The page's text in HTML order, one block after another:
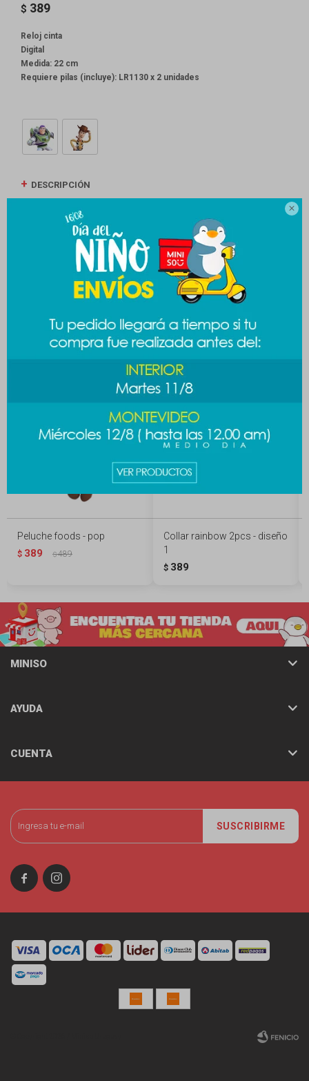

$ 389
Reloj cinta
Digital
Medida: 22 cm
Requiere pilas (incluye): LR1130 x 2 unidades
DESCRIPCIÓN
CAMBIOS Y DEVOLUCIONES
MEDIOS DE PAGO
Productos que te pueden interesar
Peluche foods - pop
$ 389 $489
Collar rainbow 2pcs - diseño
1
$ 389
SUSCRIBIRME
 
MINISO
AYUDA
CUENTA